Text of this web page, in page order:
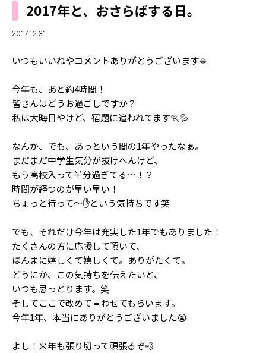
おでかけ
お悩み相談
MODEL'S BLOG
TikTok
Instagram
YouTube
FORTUNE
ミスセブンティーンニュース
MAGAZINE
バックナンバー
INFORMATION
Seventeenについて
Follow us
ST member
2017年と、おさらばする日。
2017.12.31
いつもいいねやコメントありがとうございます🙏
今年も、あと約4時間！
皆さんはどうお過ごしですか？
私は大晦日やけど、宿題に追われてます🏃💦
なんか、でも、あっという間の1年やったなぁ。
まだまだ中学生気分が抜けへんけど、
もう高校入って半分過ぎてる…！？
時間が経つのが早い早い！
ちょっと待って〜✋という気持ちです笑
でも、それだけ今年は充実した1年でもありました！
たくさんの方に応援して頂いて、
ほんまに嬉しくて嬉しくて。ありがたくて。
どうにか、この気持ちを伝えたいと、
いつも思っとります。笑
そしてここで改めて言わせてもらいます。
今年1年、本当にありがとうございました😭
よし！来年も張り切って頑張るぞ💨